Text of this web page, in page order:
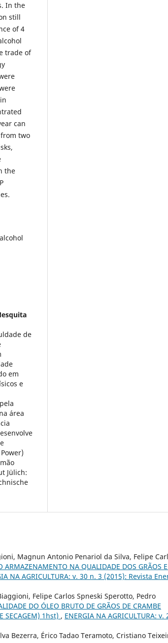
In the
still
of 4
trade of
can
two
the
de
em
e
área
Jülich:
Magnun Antonio Penariol da Silva, Felipe
ARMAZENAMENTO NA QUALIDADE DOS GRÃOS
NA AGRICULTURA: v. 30 n. 3 (2015): Revista
Felipe Carlos Spneski Sperotto, Pedro
DO ÓLEO BRUTO DE GRÃOS DE CRAMBE
SECAGEM) 1hst) , ENERGIA NA AGRICULTURA: v.
Bezerra, Érico Tadao Teramoto, Cristiano